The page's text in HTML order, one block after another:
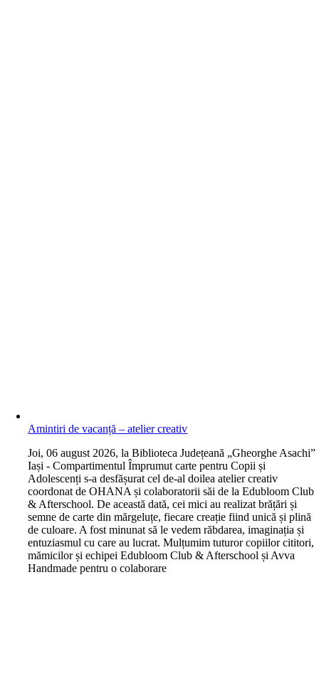
Amintiri de vacanță – atelier creativ
Joi, 06 august 2026, la Biblioteca Județeană „Gheorghe Asachi”
Iași - Compartimentul Împrumut carte pentru Copii și
Adolescenți s-a desfășurat cel de-al doilea atelier creativ
coordonat de OHANA și colaboratorii săi de la Edubloom Club
& Afterschool. De această dată, cei mici au realizat brățări și
semne de carte din mărgeluțe, fiecare creație fiind unică și plină
de culoare. A fost minunat să le vedem răbdarea, imaginația și
entuziasmul cu care au lucrat. Mulțumim tuturor copiilor cititori,
mămicilor și echipei Edubloom Club & Afterschool și Avva
Handmade pentru o colaborare